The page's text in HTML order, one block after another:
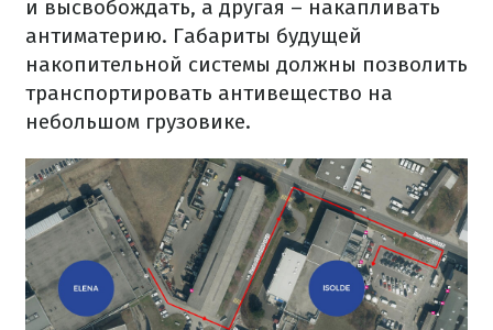
и высвобождать, а другая – накапливать
антиматерию. Габариты будущей
накопительной системы должны позволить
транспортировать антивещество на
небольшом грузовике.